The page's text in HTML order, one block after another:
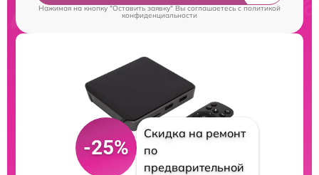
Нажимая на кнопку "Оставить заявку" Вы соглашаетесь cполитикой
конфиденциальности
-25%
Скидка на ремонт
по
предварительной